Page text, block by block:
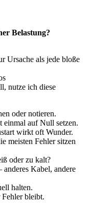
Belastung?
Ursache als jede bloße
nutze ich diese
oder notieren.
einmal auf Null setzen.
wirkt oft Wunder.
meisten Fehler sitzen
oder zu kalt?
anderes Kabel, andere
halten.
bleibt.